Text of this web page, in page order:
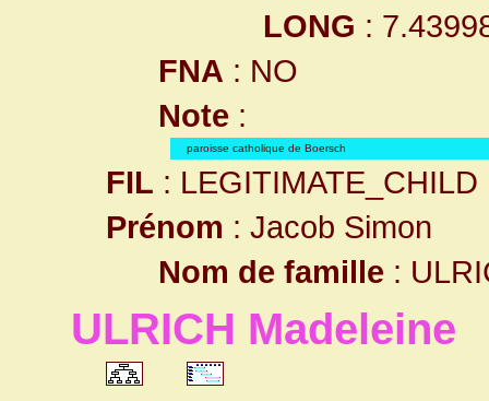
LONG :
FNA : NO
Note :
paroisse catholique de Boersch
FIL : LEGITIMATE_CHILD
Prénom : Jacob Simon
Nom de famille :
ULRICH Madeleine